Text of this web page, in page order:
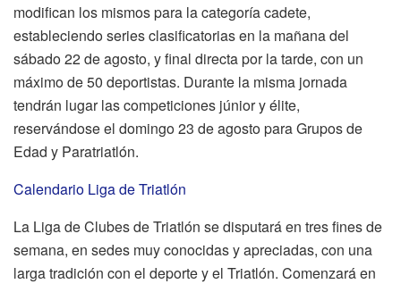
modifican los mismos para la categoría cadete,
estableciendo series clasificatorias en la mañana del
sábado 22 de agosto, y final directa por la tarde, con un
máximo de 50 deportistas. Durante la misma jornada
tendrán lugar las competiciones júnior y élite,
reservándose el domingo 23 de agosto para Grupos de
Edad y Paratriatlón.
Calendario Liga de Triatlón
La Liga de Clubes de Triatlón se disputará en tres fines de
semana, en sedes muy conocidas y apreciadas, con una
larga tradición con el deporte y el Triatlón. Comenzará en